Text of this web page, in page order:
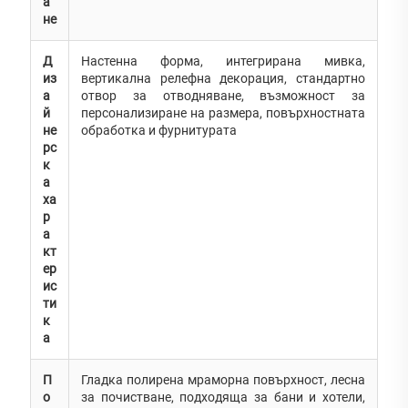
не
Д
из
а
й
не
рс
к
а
ха
р
а
кт
ер
ис
ти
к
а
Настенна форма, интегрирана мивка,
вертикална релефна декорация, стандартно
отвор за отводняване, възможност за
персонализиране на размера, повърхностната
обработка и фурнитурата
П
о
Гладка полирена мраморна повърхност, лесна
за почистване, подходяща за бани и хотели,